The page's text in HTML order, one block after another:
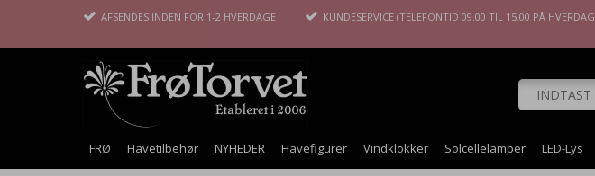
AFSENDES INDEN FOR 1-2 HVERDAGE KUNDESERVICE (TELEFONTID 09.00 TIL 15.00 PÅ
FRØ Havetilbehør NYHEDER Havefigurer Vindklokker Solcellelamper LED-Lys